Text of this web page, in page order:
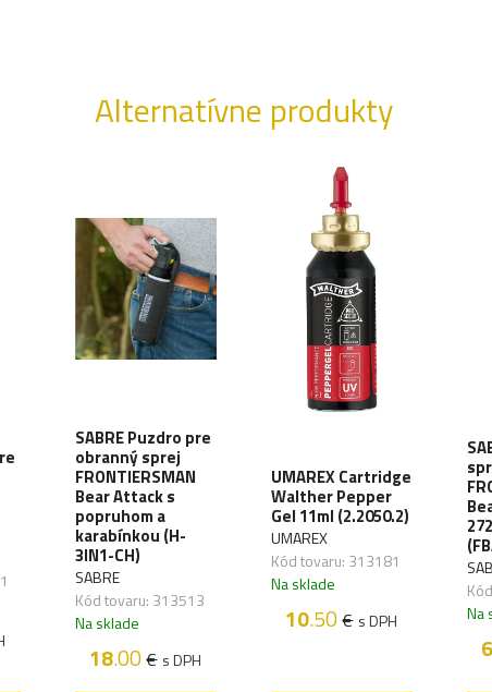
Alternatívne produkty
SABRE Puzdro pre
obranný sprej
FRONTIERSMAN
Bear Attack s
popruhom a
karabínkou (H-
3IN1-CH)
SABRE
Kód tovaru: 313513
Na sklade
18.00€ s DPH
UMAREX Cartridge
Walther Pepper
Gel 11ml (2.2050.2)
UMAREX
Kód tovaru: 313181
Na sklade
10.50€ s DPH
Na